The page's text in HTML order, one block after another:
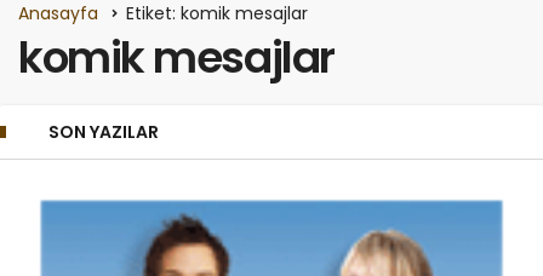
Anasayfa Etiket: komik mesajlar
komik mesajlar
SON YAZILAR